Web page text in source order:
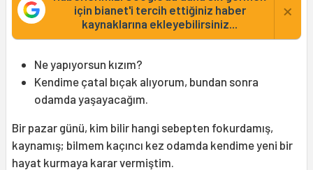
için bianet'i tercih ettiğiniz haber
kaynaklarına ekleyebilirsiniz...
×
Ne yapıyorsun kızım?
Kendime çatal bıçak alıyorum, bundan sonra
odamda yaşayacağım.
Bir pazar günü, kim bilir hangi sebepten fokurdamış,
kaynamış; bilmem kaçıncı kez odamda kendime yeni bir
hayat kurmaya karar vermiştim.